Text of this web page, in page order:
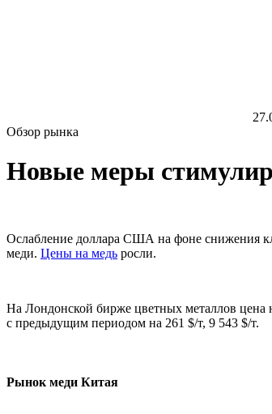
Обзор рынка
Новые меры
Ослабление доллара США на фоне снижения
меди. Цены на медь росли.
На Лондонской бирже цветных металлов цена
с предыдущим периодом на 261 $/т, 9 543 $/т.
Рынок меди Китая